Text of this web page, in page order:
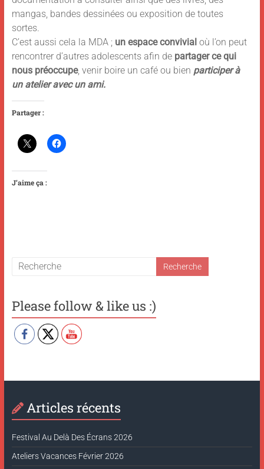
mangas, bandes dessinées ou exposition de toutes
sortes.
C’est aussi cela la MDA ; un espace convivial où l’on peut
rencontrer d’autres adolescents afin de partager ce qui
nous préoccupe, venir boire un café ou bien participer à
un atelieravec un ami.
Partager :
J’aime ça :
Please follow & like us :)
Articles récents
Festival Au Delà Des Écrans 2026
Ateliers Vacances Février 2026